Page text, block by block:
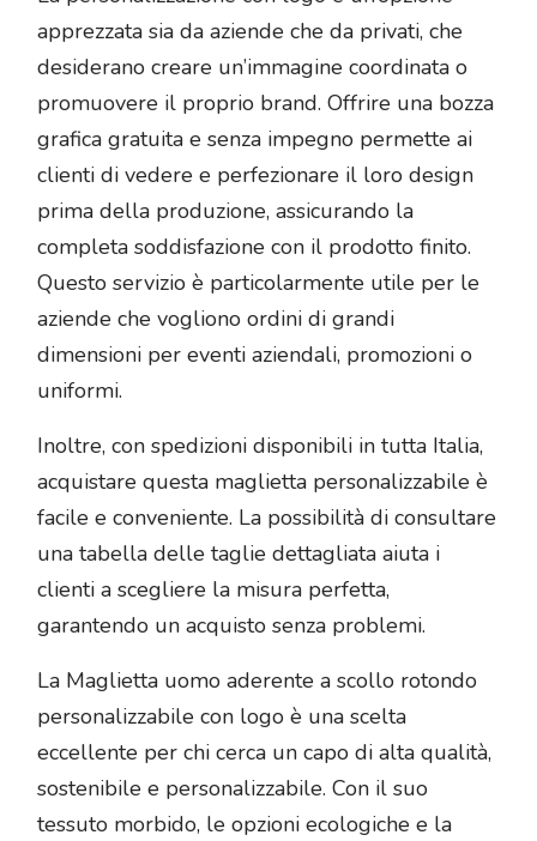
apprezzata sia da aziende che da privati, che
desiderano creare un’immagine coordinata o
promuovere il proprio brand. Offrire una bozza
grafica gratuita e senza impegno permette ai
clienti di vedere e perfezionare il loro design
prima della produzione, assicurando la
completa soddisfazione con il prodotto finito.
Questo servizio è particolarmente utile per le
aziende che vogliono ordini di grandi
dimensioni per eventi aziendali, promozioni o
uniformi.
Inoltre, con spedizioni disponibili in tutta Italia,
acquistare questa maglietta personalizzabile è
facile e conveniente. La possibilità di consultare
una tabella delle taglie dettagliata aiuta i
clienti a scegliere la misura perfetta,
garantendo un acquisto senza problemi.
La Maglietta uomo aderente a scollo rotondo
personalizzabile con logo è una scelta
eccellente per chi cerca un capo di alta qualità,
sostenibile e personalizzabile. Con il suo
tessuto morbido, le opzioni ecologiche e la